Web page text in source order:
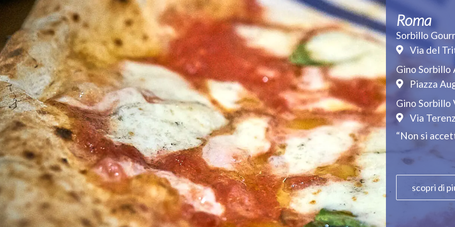
Roma
Sorbillo
Via del
Gino Sorbillo
Piazza
Gino Sorbillo
Via
“Non si
scopri di